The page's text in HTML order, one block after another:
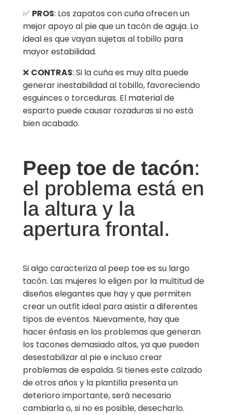
✅ PROS: Los zapatos con cuña ofrecen un
mejor apoyo al pie que un tacón de aguja. Lo
ideal es que vayan sujetas al tobillo para
mayor estabilidad.
❌ CONTRAS: Si la cuña es muy alta puede
generar inestabilidad al tobillo, favoreciendo
esguinces o torceduras. El material de
esparto puede causar rozaduras si no está
bien acabado.
Peep toe de tacón:
el problema está en
la altura y la
apertura frontal.
Si algo caracteriza al peep toe es su largo
tacón. Las mujeres lo eligen por la multitud de
diseños elegantes que hay y que permiten
crear un outfit ideal para asistir a diferentes
tipos de eventos. Nuevamente, hay que
hacer énfasis en los problemas que generan
los tacones demasiado altos, ya que pueden
desestabilizar al pie e incluso crear
problemas de espalda. Si tienes este calzado
de otros años y la plantilla presenta un
deterioro importante, será necesario
cambiarla o, si no es posible, desecharlo.